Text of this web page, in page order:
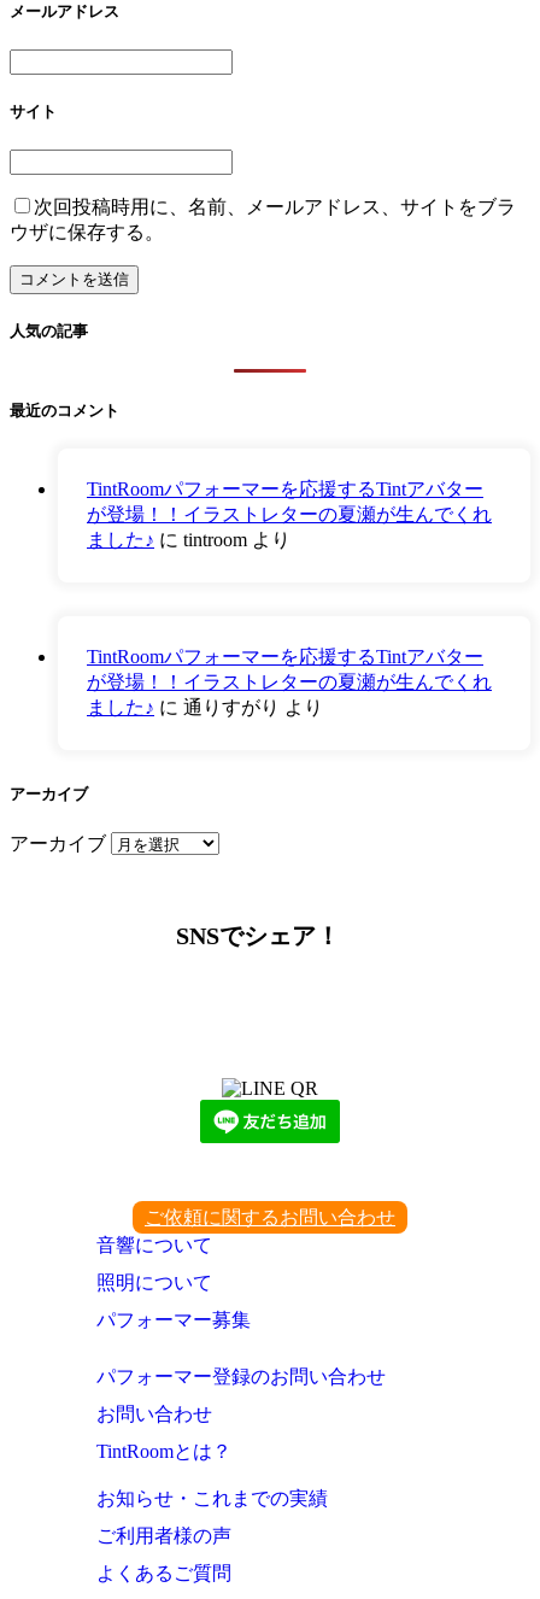
メールアドレス
サイト
次回投稿時用に、名前、メールアドレス、サイトをブラ
ウザに保存する。
人気の記事
最近のコメント
TintRoomパフォーマーを応援するTintアバター
が登場！！イラストレターの夏瀬が生んでくれ
ました♪ に tintroom より
TintRoomパフォーマーを応援するTintアバター
が登場！！イラストレターの夏瀬が生んでくれ
ました♪ に 通りすがり より
アーカイブ
アーカイブ
SNSでシェア！
ご依頼に関するお問い合わせ
音響について
照明について
パフォーマー募集
パフォーマー登録のお問い合わせ
お問い合わせ
TintRoomとは？
お知らせ・これまでの実績
ご利用者様の声
よくあるご質問